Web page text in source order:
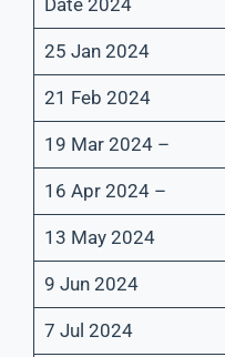
25 Jan 2024
21 Feb 2024
19 Mar 2024 –
16 Apr 2024 –
13 May 2024
9 Jun 2024
7 Jul 2024